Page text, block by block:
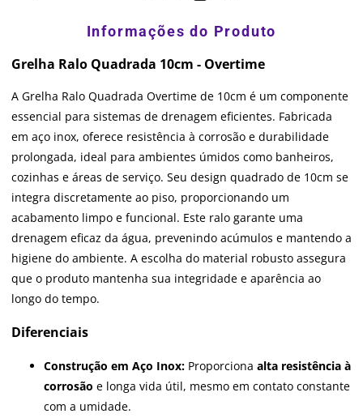
Grelha Ralo Quadrada 10cm - Overtime
A Grelha Ralo Quadrada Overtime de 10cm é um componente
essencial para sistemas de drenagem eficientes. Fabricada
em aço inox, oferece resistência à corrosão e durabilidade
prolongada, ideal para ambientes úmidos como banheiros,
cozinhas e áreas de serviço. Seu design quadrado de 10cm se
integra discretamente ao piso, proporcionando um
acabamento limpo e funcional. Este ralo garante uma
drenagem eficaz da água, prevenindo acúmulos e mantendo a
higiene do ambiente. A escolha do material robusto assegura
que o produto mantenha sua integridade e aparência ao
longo do tempo.
Diferenciais
Construção em Aço Inox: Proporciona alta resistência à
corrosão e longa vida útil, mesmo em contato constante
com a umidade.